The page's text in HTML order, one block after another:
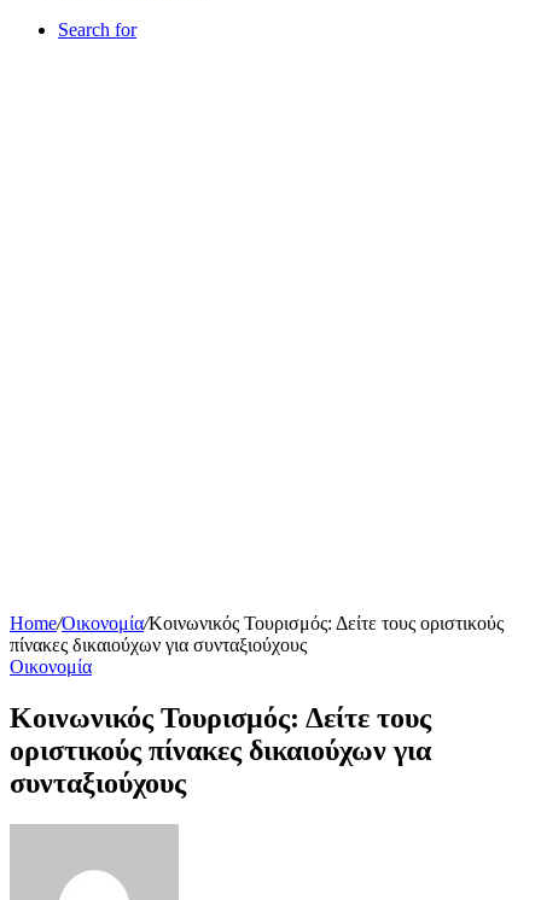
Search for
Home/Οικονομία/Κοινωνικός Τουρισμός: Δείτε τους οριστικούς
πίνακες δικαιούχων για συνταξιούχους
Οικονομία
Κοινωνικός Τουρισμός: Δείτε τους
οριστικούς πίνακες δικαιούχων για
συνταξιούχους